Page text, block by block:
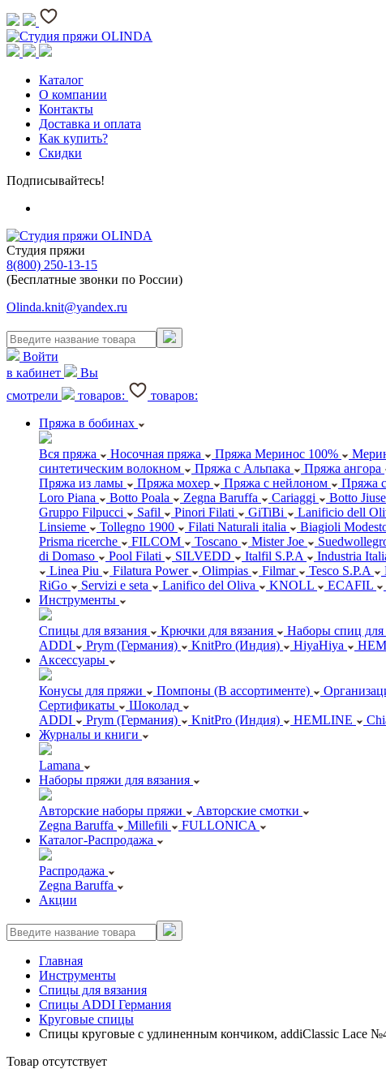
Каталог
О компании
Контакты
Доставка и оплата
Как купить?
Скидки
Подписывайтесь!
Студия пряжи
8(800) 250-13-15
(Бесплатные звонки по России)
Olinda.knit@yandex.ru
Войти
в кабинет
Вы
смотрели
товаров:
товаров:
Пряжа в бобинах
Вся пряжа Носочная пряжа Пряжа Меринос 100%
синтетическим волокном
Пряжа с Альпака Пряжа ангора
Пряжа из ламы
Пряжа мохер Пряжа с нейлоном Пряжа
Loro Piana
Botto Poala Zegna Baruffa Cariaggi Botto
Gruppo Filpucci
Safil Pinori Filati GiTiBi Lanificio dell
Linsieme
Tollegno 1900 Filati Naturali italia Biagioli
Prisma ricerche
FILCOM Toscano Mister Joe
di Domaso
Pool Filati SILVEDD Italfil S.P.A Industria
Linea Piu
Filatura Power Olimpias Filmar Tesco S.P.A
RiGo
Servizi e seta Lanifico del Oliva KNOLL ECAFIL
Инструменты
Спицы для вязания Крючки для вязания
Наборы спиц для
ADDI
Prym (Германия) KnitPro (Индия) HiyaHiya
Аксессуары
Конусы для пряжи Помпоны (В ассортименте)
Сертификаты
Шоколад
ADDI
Prym (Германия) KnitPro (Индия) HEMLINE
Журналы и книги
Lamana
Наборы пряжи для вязания
Авторские наборы пряжи
Авторские смотки
Zegna Baruffa
Millefili
FULLONICA
Каталог-Распродажа
Распродажа
Zegna Baruffa
Акции
Главная
Инструменты
Спицы для вязания
Спицы ADDI Германия
Круговые спицы
Спицы круговые с удлиненным кончиком, addiClassic Lace
Товар отсутствует